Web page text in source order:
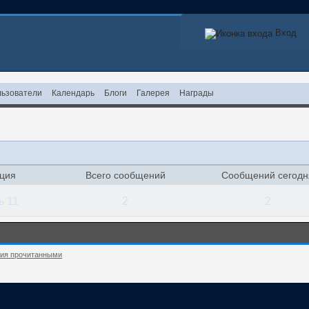
Вход
Календарь Блоги Галерея Награды
Всего сообщений Сообщений
2 2
прочитанными